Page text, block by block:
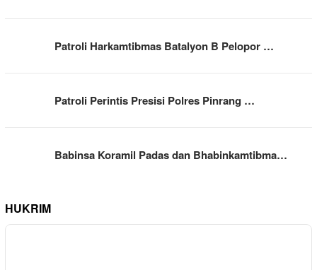
Patroli Harkamtibmas Batalyon B Pelopor …
Patroli Perintis Presisi Polres Pinrang …
Babinsa Koramil Padas dan Bhabinkamtibma…
HUKRIM